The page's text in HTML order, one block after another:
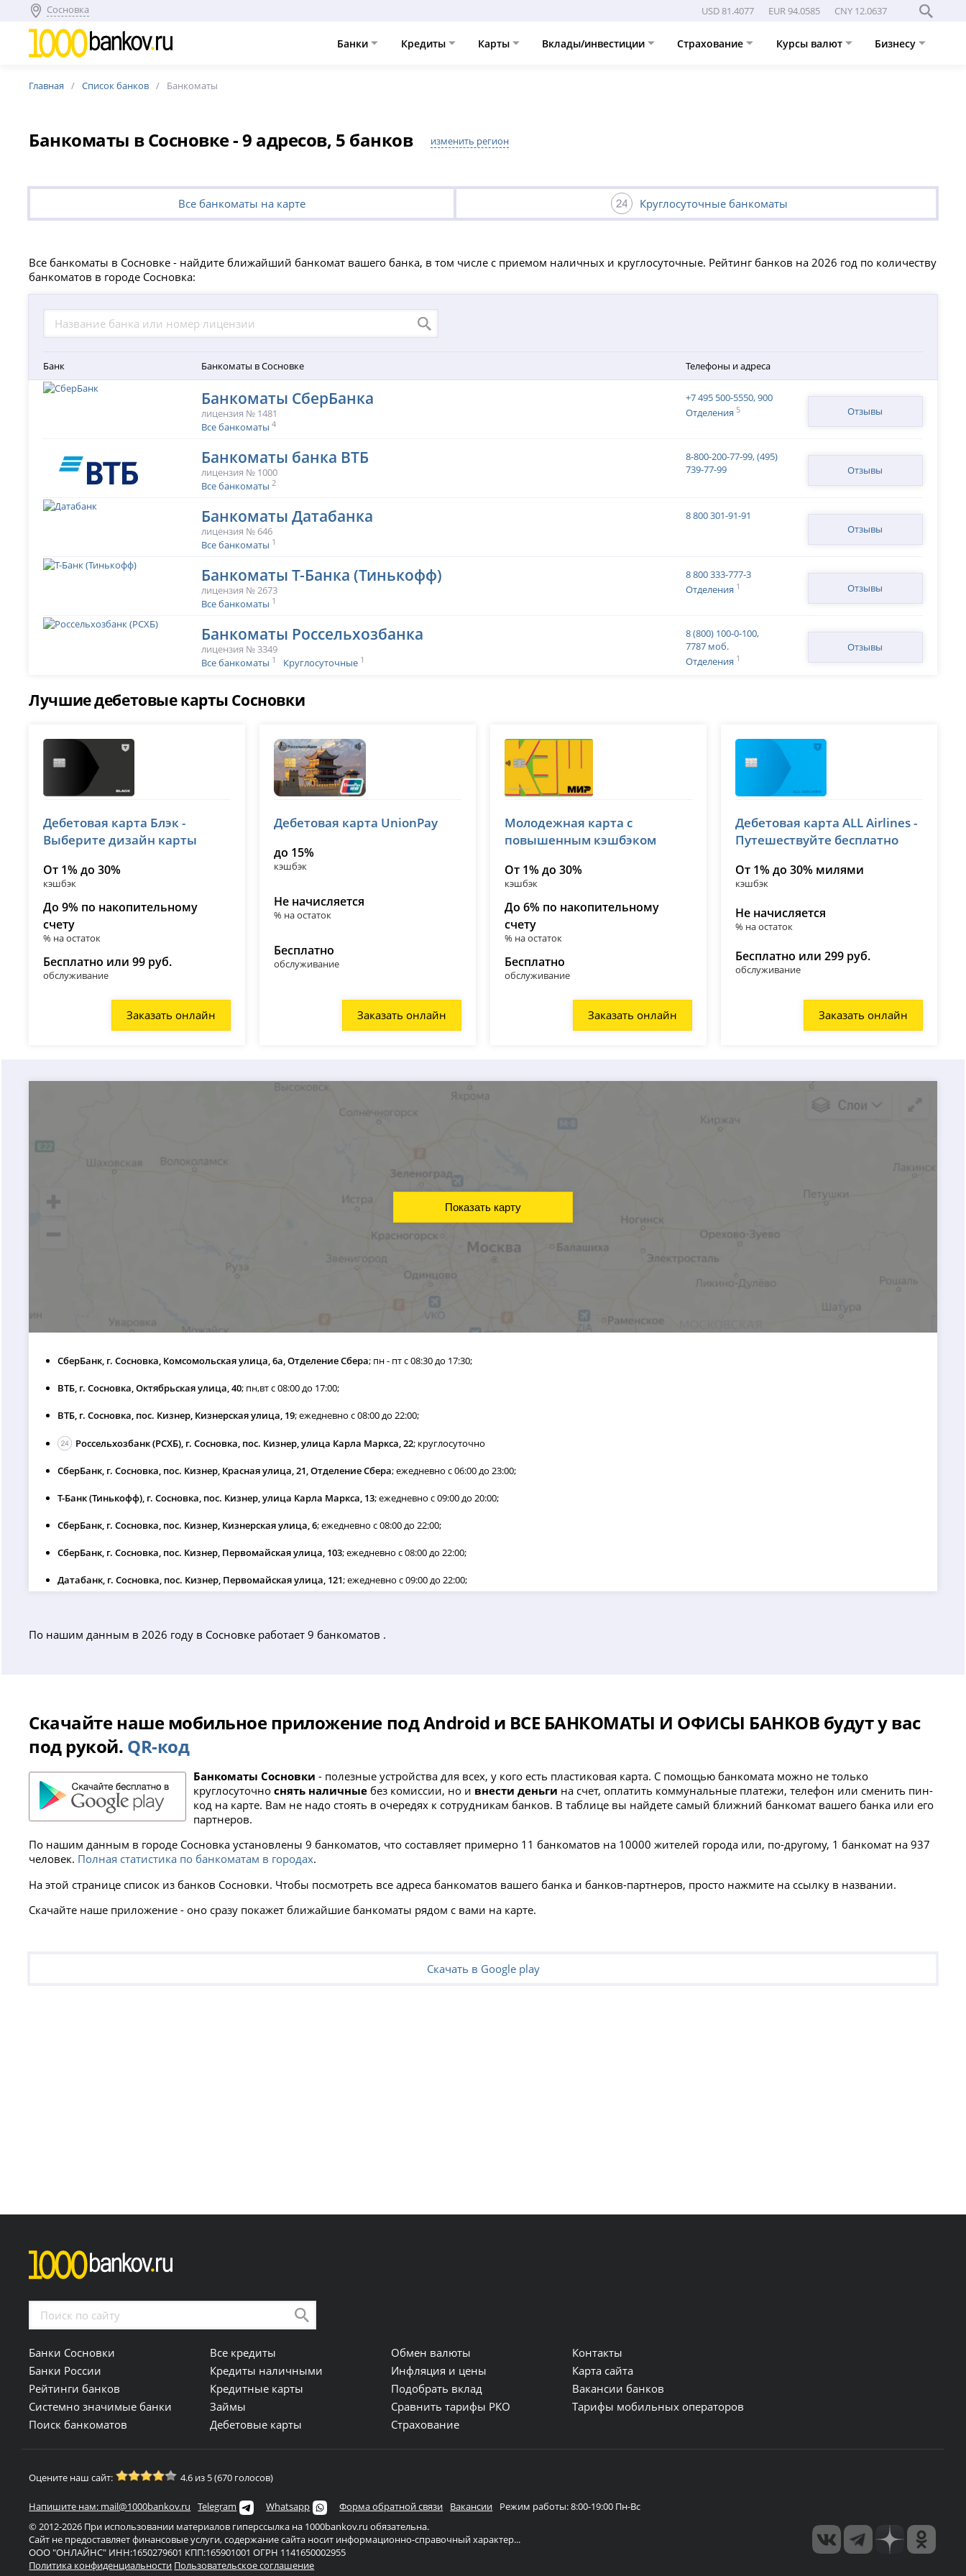
Сосновка USD 81.4077 EUR 94.0585 CNY 12.0637
Банки Кредиты Карты Вклады/инвестиции Страхование Курсы валют Бизнесу
Главная Список банков Банкоматы
Банкоматы в Сосновке - 9 адресов, 5 банков изменить регион
Все банкоматы на карте Круглосуточные банкоматы
Все банкоматы в Сосновке - найдите ближайший банкомат вашего банка, в том числе с приемом наличных и круглосуточные. Рейтинг банков на 2026 год по количеству
банкоматов в городе Сосновка:
Банк Банкоматы в Сосновке Телефоны и адреса
Банкоматы СберБанка
лицензия № 1481
Все банкоматы 4
+7 495 500-5550, 900
Отделения 5 Отзывы
Банкоматы банка ВТБ
лицензия № 1000
Все банкоматы 2
8-800-200-77-99, (495)
739-77-99
Отзывы
Банкоматы Датабанка
лицензия № 646
Все банкоматы 1
8 800 301-91-91
Отзывы
Банкоматы Т-Банка (Тинькофф)
лицензия № 2673
Все банкоматы 1
8 800 333-777-3
Отделения 1 Отзывы
Банкоматы Россельхозбанка
лицензия № 3349
Все банкоматы 1 Круглосуточные 1
8 (800) 100-0-100,
7787 моб.
Отделения 1
Отзывы
Лучшие дебетовые карты Сосновки
лицензия № 2673
Дебетовая карта Блэк -
Выберите дизайн карты
От 1% до 30%
кэшбэк
До 9% по накопительному
счету
% на остаток
Бесплатно или 99 руб.
обслуживание
Заказать онлайн
лицензия № 3349
Дебетовая карта UnionPay
до 15%
кэшбэк
Не начисляется
% на остаток
Бесплатно
обслуживание
Заказать онлайн
лицензия № 2673
Молодежная карта с
повышенным кэшбэком
От 1% до 30%
кэшбэк
До 6% по накопительному
счету
% на остаток
Бесплатно
обслуживание
Заказать онлайн
лицензия № 2673
Дебетовая карта ALL Airlines -
Путешествуйте бесплатно
От 1% до 30% милями
кэшбэк
Не начисляется
% на остаток
Бесплатно или 299 руб.
обслуживание
Заказать онлайн
СберБанк, г. Сосновка, Комсомольская улица, 6а, Отделение Сбера; пн - пт с 08:30 до 17:30;
ВТБ, г. Сосновка, Октябрьская улица, 40; пн,вт с 08:00 до 17:00;
ВТБ, г. Сосновка, пос. Кизнер, Кизнерская улица, 19; ежедневно с 08:00 до 22:00;
Россельхозбанк (РСХБ), г. Сосновка, пос. Кизнер, улица Карла Маркса, 22; круглосуточно
СберБанк, г. Сосновка, пос. Кизнер, Красная улица, 21, Отделение Сбера; ежедневно с 06:00 до 23:00;
Т-Банк (Тинькофф), г. Сосновка, пос. Кизнер, улица Карла Маркса, 13; ежедневно с 09:00 до 20:00;
СберБанк, г. Сосновка, пос. Кизнер, Кизнерская улица, 6; ежедневно с 08:00 до 22:00;
СберБанк, г. Сосновка, пос. Кизнер, Первомайская улица, 103; ежедневно с 08:00 до 22:00;
Датабанк, г. Сосновка, пос. Кизнер, Первомайская улица, 121; ежедневно с 09:00 до 22:00;
Показать карту
По нашим данным в 2026 году в Сосновке работает 9 банкоматов .
Скачайте наше мобильное приложение под Android и ВСЕ БАНКОМАТЫ И ОФИСЫ БАНКОВ будут у вас
под рукой. QR-код
Банкоматы Сосновки - полезные устройства для всех, у кого есть пластиковая карта. С помощью банкомата можно не только
круглосуточноснять наличные без комиссии, но и внести деньги на счет, оплатить коммунальные платежи, телефон или сменить пин-
код на карте. Вам не надо стоять в очередях к сотрудникам банков. В таблице вы найдете самый ближний банкомат вашего банка или его
партнеров.
По нашим данным в городе Сосновка установлены 9 банкоматов, что составляет примерно 11 банкоматов на 10000 жителей города или, по-другому, 1 банкомат на 937
человек. Полная статистика по банкоматам в городах.
На этой странице список из банков Сосновки. Чтобы посмотреть все адреса банкоматов вашего банка и банков-партнеров, просто нажмите на ссылку в названии.
Скачайте наше приложение - оно сразу покажет ближайшие банкоматы рядом с вами на карте.
Скачать в Google play
Банки Сосновки
Банки России
Рейтинги банков
Системно значимые банки
Поиск банкоматов
Все кредиты
Кредиты наличными
Кредитные карты
Займы
Дебетовые карты
Обмен валюты
Инфляция и цены
Подобрать вклад
Сравнить тарифы РКО
Страхование
Контакты
Карта сайта
Вакансии банков
Тарифы мобильных операторов
Оцените наш сайт: 4.6 из 5 (670 голосов)
Напишите нам: mail@1000bankov.ru Telegram Whatsapp Форма обратной связи Вакансии
Режим работы: 8:00-19:00 Пн-Вс
© 2012-2026 При использовании материалов гиперссылка на 1000bankov.ru обязательна.
Сайт не предоставляет финансовые услуги, содержание сайта носит информационно-справочный характер...
ООО "ОНЛАЙНС" ИНН:1650279601 КПП:165901001 ОГРН 1141650002955
Политика конфиденциальности Пользовательское соглашение